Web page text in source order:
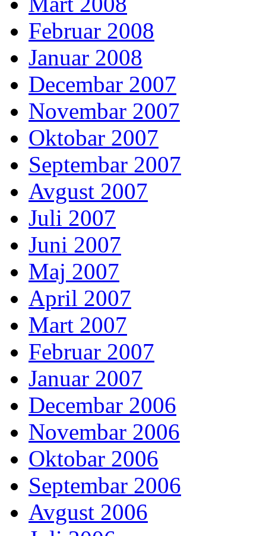
Februar 2008
Januar 2008
Decembar 2007
Novembar 2007
Oktobar 2007
Septembar 2007
Avgust 2007
Juli 2007
Juni 2007
Maj 2007
April 2007
Mart 2007
Februar 2007
Januar 2007
Decembar 2006
Novembar 2006
Oktobar 2006
Septembar 2006
Avgust 2006